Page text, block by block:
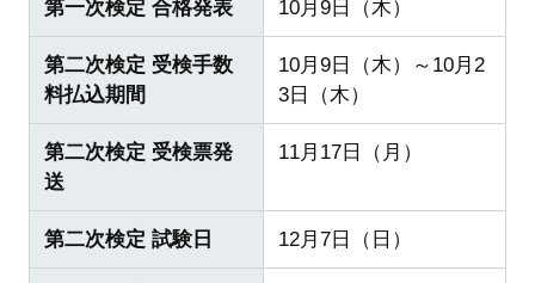
第一次検定 合格発表 10月9日（木）
第二次検定 受検手数
料払込期間
10月9日（木）～10月2
3日（木）
第二次検定 受検票発
送
11月17日（月）
第二次検定 試験日 12月7日（日）